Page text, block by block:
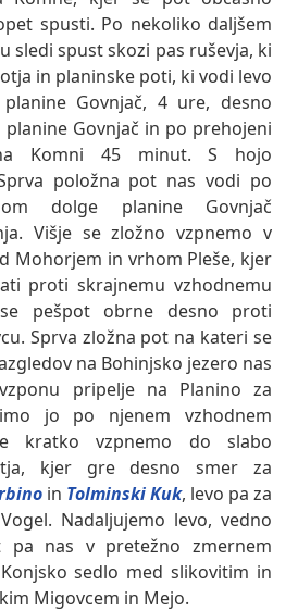
spusti. Po nekoliko daljšem
sledi spust skozi pas ruševja, ki
in planinske poti, ki vodi levo
Govnjač, 4 ure, desno
Govnjač in po prehojeni
Komni 45 minut. S hojo
položna pot nas vodi po
dolge planine Govnjač
Višje se zložno vzpnemo v
Mohorjem in vrhom Pleše, kjer
proti skrajnemu vzhodnemu
pešpot obrne desno proti
Sprva zložna pot na kateri se
na Bohinjsko jezero nas
pripelje na Planino za
jo po njenem vzhodnem
kratko vzpnemo do slabo
kjer gre desno smer za
in Tolminski Kuk, levo pa za
Nadaljujemo levo, vedno
pa nas v pretežno zmernem
sedlo med slikovitim in
Migovcem in Mejo.